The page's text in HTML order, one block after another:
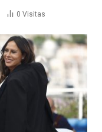
0 Visitas